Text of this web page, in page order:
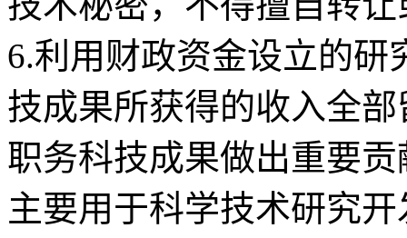
6.利用财政资金设立的
技成果所获得的收入全
职务科技成果做出重要
主要用于科学技术研究